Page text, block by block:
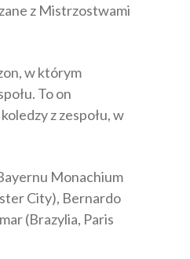
z Mistrzostwami
w którym
To on
z zespołu, w
Monachium
City), Bernardo
(Brazylia, Paris